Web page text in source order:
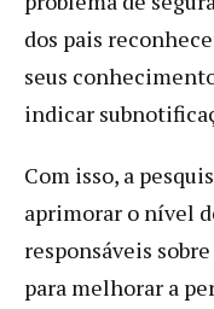
dos pais
seus
indicar
Com isso, a
aprimorar o nível
responsáveis
para melhorar a